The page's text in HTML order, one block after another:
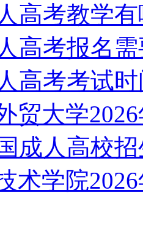
高考教学
高考报名
高考考试
贸大学
成人高校
术学院